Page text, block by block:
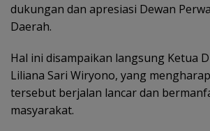
dukungan dan apresiasi Dewan
Daerah.
Hal ini disampaikan langsung Ketua
Liliana Sari Wiryono, yang
tersebut berjalan lancar dan
masyarakat.